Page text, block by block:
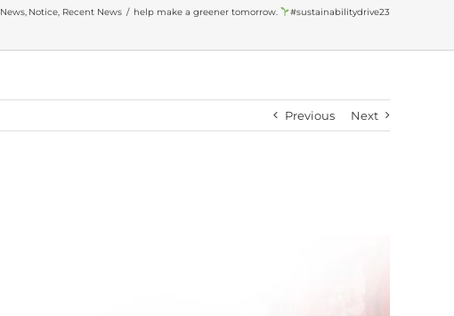
News Notice Recent News help make a greener tomorrow. #sustainabilitydrive23
Previous Next